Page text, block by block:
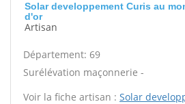
Solar developpement Curis au
d'or
Artisan
Département: 69
Surélévation maçonnerie -
Voir la fiche artisan : Solar